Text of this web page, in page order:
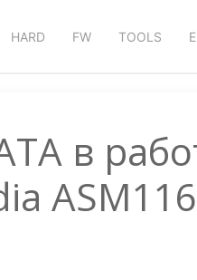
HARD FW TOOLS
в